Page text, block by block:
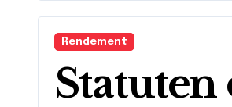
Rendement
Statuten